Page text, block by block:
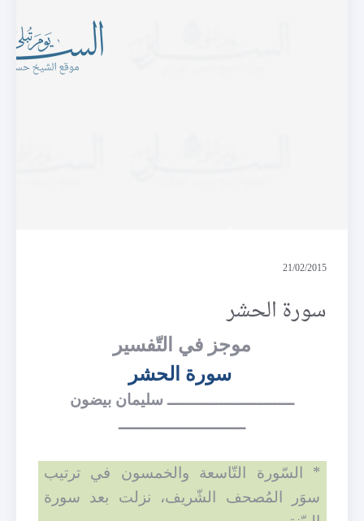
21/02/2015
سورة الحشر
موجز في التّفسير
سورة الحشر
ــــــــــــــــــــــــــ سليمان بيضون
ــــــــــــــــــــــــــ
* السّورة التّاسعة والخمسون في ترتيب
سوَر المُصحف الشّريف، نزلت بعد سورة